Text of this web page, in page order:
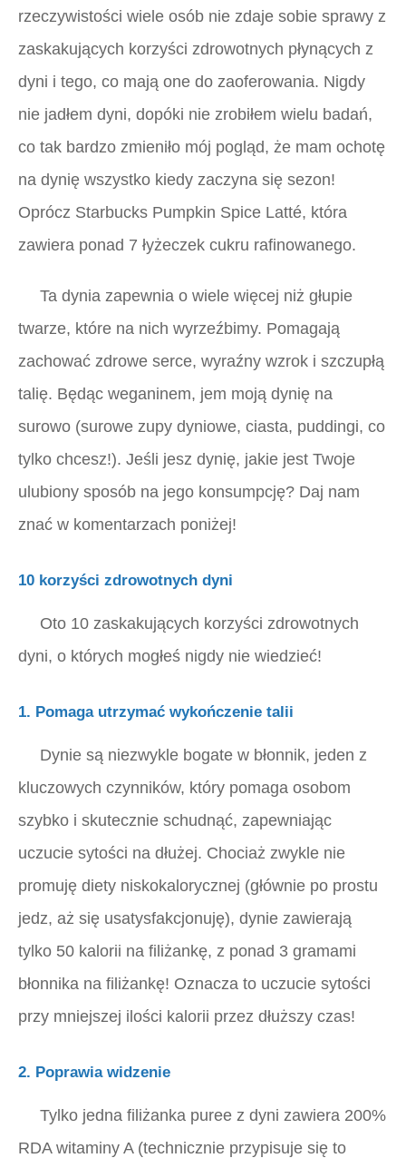
rzeczywistości wiele osób nie zdaje sobie sprawy z
zaskakujących korzyści zdrowotnych płynących z
dyni i tego, co mają one do zaoferowania. Nigdy
nie jadłem dyni, dopóki nie zrobiłem wielu badań,
co tak bardzo zmieniło mój pogląd, że mam ochotę
na dynię wszystko kiedy zaczyna się sezon!
Oprócz Starbucks Pumpkin Spice Latté, która
zawiera ponad 7 łyżeczek cukru rafinowanego.
Ta dynia zapewnia o wiele więcej niż głupie
twarze, które na nich wyrzeźbimy. Pomagają
zachować zdrowe serce, wyraźny wzrok i szczupłą
talię. Będąc weganinem, jem moją dynię na
surowo (surowe zupy dyniowe, ciasta, puddingi, co
tylko chcesz!). Jeśli jesz dynię, jakie jest Twoje
ulubiony sposób na jego konsumpcję? Daj nam
znać w komentarzach poniżej!
10 korzyści zdrowotnych dyni
Oto 10 zaskakujących korzyści zdrowotnych
dyni, o których mogłeś nigdy nie wiedzieć!
1. Pomaga utrzymać wykończenie talii
Dynie są niezwykle bogate w błonnik, jeden z
kluczowych czynników, który pomaga osobom
szybko i skutecznie schudnąć, zapewniając
uczucie sytości na dłużej. Chociaż zwykle nie
promuję diety niskokalorycznej (głównie po prostu
jedz, aż się usatysfakcjonuję), dynie zawierają
tylko 50 kalorii na filiżankę, z ponad 3 gramami
błonnika na filiżankę! Oznacza to uczucie sytości
przy mniejszej ilości kalorii przez dłuższy czas!
2. Poprawia widzenie
Tylko jedna filiżanka puree z dyni zawiera 200%
RDA witaminy A (technicznie przypisuje się to